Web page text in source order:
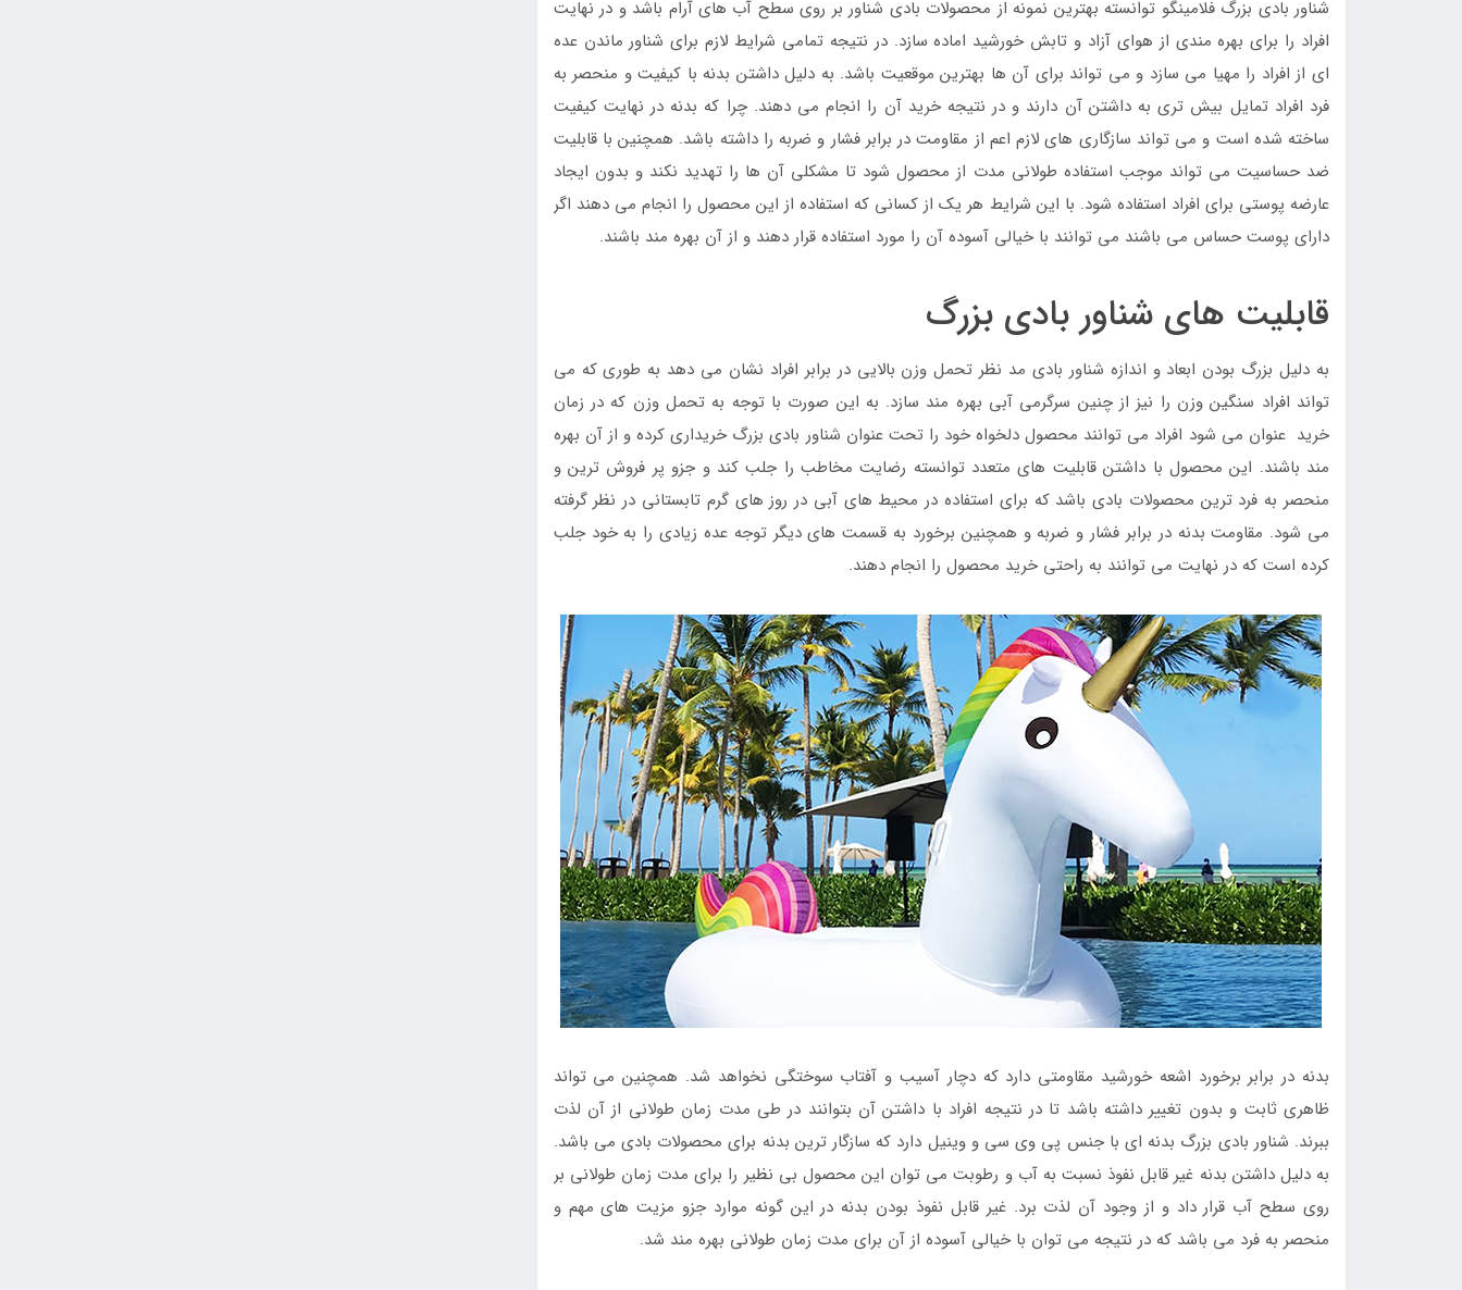
شناور بادی بزرگ فلامینگو توانسته بهترین نمونه از محصولات بادی شناور بر روی سطح آب های آرام باشد و در نهایت
افراد را برای بهره مندی از هوای آزاد و تابش خورشید اماده سازد. در نتیجه تمامی شرایط لازم برای شناور ماندن عده
ای از افراد را مهیا می سازد و می تواند برای آن ها بهترین موقعیت باشد. به دلیل داشتن بدنه با کیفیت و منحصر به
فرد افراد تمایل بیش تری به داشتن آن دارند و در نتیجه خرید آن را انجام می دهند. چرا که بدنه در نهایت کیفیت
ساخته شده است و می تواند سازگاری های لازم اعم از مقاومت در برابر فشار و ضربه را داشته باشد. همچنین با قابلیت
ضد حساسیت می تواند موجب استفاده طولانی مدت از محصول شود تا مشکلی آن ها را تهدید نکند و بدون ایجاد
عارضه پوستی برای افراد استفاده شود. با این شرایط هر یک از کسانی که استفاده از این محصول را انجام می دهند اگر
دارای پوست حساس می باشند می توانند با خیالی آسوده آن را مورد استفاده قرار دهند و از آن بهره مند باشند.
قابلیت های شناور بادی بزرگ
به دلیل بزرگ بودن ابعاد و اندازه شناور بادی مد نظر تحمل وزن بالایی در برابر افراد نشان می دهد به طوری که می
تواند افراد سنگین وزن را نیز از چنین سرگرمی آبی بهره مند سازد. به این صورت با توجه به تحمل وزن که در زمان
خرید عنوان می شود افراد می توانند محصول دلخواه خود را تحت عنوان شناور بادی بزرگ خریداری کرده و از آن بهره
مند باشند. این محصول با داشتن قابلیت های متعدد توانسته رضایت مخاطب را جلب کند و جزو پر فروش ترین و
منحصر به فرد ترین محصولات بادی باشد که برای استفاده در محیط های آبی در روز های گرم تابستانی در نظر گرفته
می شود. مقاومت بدنه در برابر فشار و ضربه و همچنین برخورد به قسمت های دیگر توجه عده زیادی را به خود جلب
کرده است که در نهایت می توانند به راحتی خرید محصول را انجام دهند.
بدنه در برابر برخورد اشعه خورشید مقاومتی دارد که دچار آسیب و آفتاب سوختگی نخواهد شد. همچنین می تواند
ظاهری ثابت و بدون تغییر داشته باشد تا در نتیجه افراد با داشتن آن بتوانند در طی مدت زمان طولانی از آن لذت
ببرند. شناور بادی بزرگ بدنه ای با جنس پی وی سی و وینیل دارد که سازگار ترین بدنه برای محصولات بادی می باشد.
به دلیل داشتن بدنه غیر قابل نفوذ نسبت به آب و رطوبت می توان این محصول بی نظیر را برای مدت زمان طولانی بر
روی سطح آب قرار داد و از وجود آن لذت برد. غیر قابل نفوذ بودن بدنه در این گونه موارد جزو مزیت های مهم و
منحصر به فرد می باشد که در نتیجه می توان با خیالی آسوده از آن برای مدت زمان طولانی بهره مند شد.